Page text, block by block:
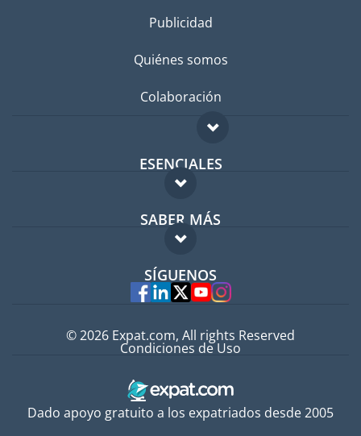
Publicidad
Quiénes somos
Colaboración
ESENCIALES
Foro para expatriados
Guía para expatriados
Trabajos en el extranjero
SABER MÁS
FAQ
Expertos
SÍGUENOS
Dado apoyo gratuito a los expatriados desde 2005
© 2026 Expat.com, All rights Reserved
Condiciones de Uso